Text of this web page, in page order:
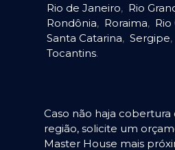
Rio de Janeiro, Rio
Rondônia, Roraima, Rio
Santa Catarina, Sergipe,
Tocantins.
Caso não haja cobertura
região, solicite um
Master House mais